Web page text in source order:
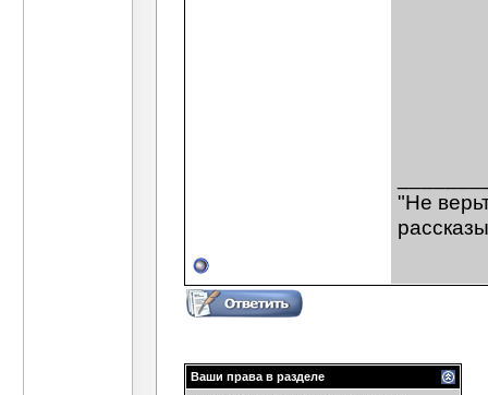
"Не
Ваши права в разделе